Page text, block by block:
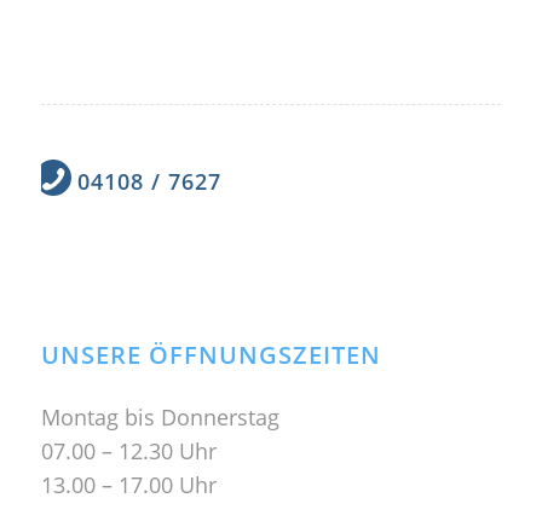
04108 / 7627
UNSERE ÖFFNUNGSZEITEN
Montag bis Donnerstag
07.00 – 12.30 Uhr
13.00 – 17.00 Uhr